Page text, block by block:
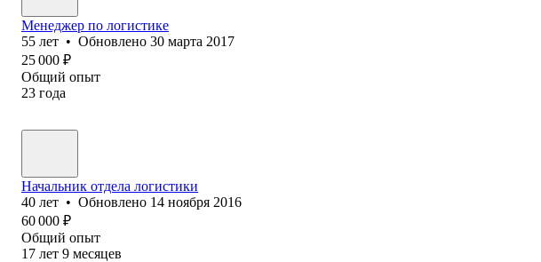
Менеджер по логистике
55 лет • Обновлено 30 марта 2017
25 000 ₽
Общий опыт
23 года
Начальник отдела логистики
40 лет • Обновлено 14 ноября 2016
60 000 ₽
Общий опыт
17 лет 9 месяцев